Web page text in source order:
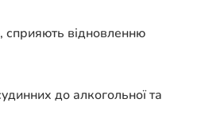
сприяють відновленню
до алкогольної та